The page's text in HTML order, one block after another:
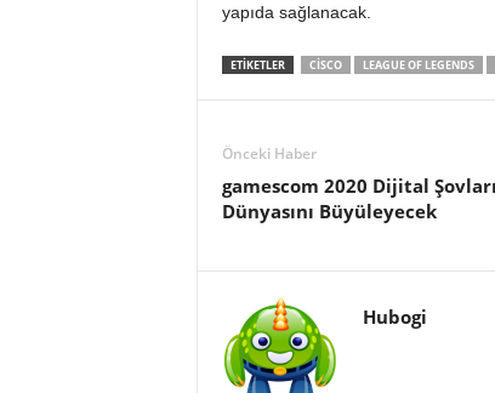
yapıda sağlanacak.
ETIKETLER CISCO LEAGUE OF LEGENDS
Önceki Haber
gamescom 2020 Dijital
Dünyasını Büyüleyecek
Hubogi